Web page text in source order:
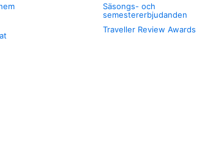
Säsongs- och
semestererbjudanden
Traveller Review Awards